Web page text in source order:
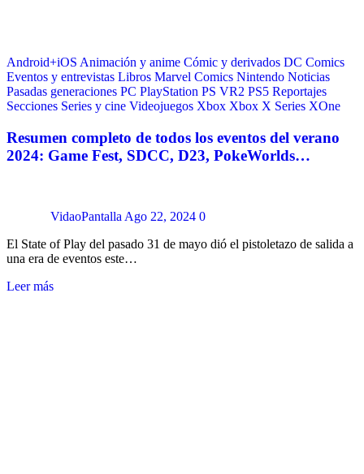
Android+iOS Animación y anime Cómic y derivados DC Comics
Eventos y entrevistas Libros Marvel Comics Nintendo Noticias
Pasadas generaciones PC PlayStation PS VR2 PS5 Reportajes
Secciones Series y cine Videojuegos Xbox Xbox X Series XOne
Resumen completo de todos los eventos del verano
2024: Game Fest, SDCC, D23, PokeWorlds…
VidaoPantalla Ago 22, 2024 0
El State of Play del pasado 31 de mayo dió el pistoletazo de salida a
una era de eventos este…
Leer más